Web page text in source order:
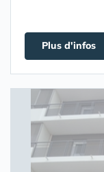
Plus d'infos